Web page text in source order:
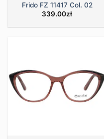
Frido FZ 11417 Col. 02
339.00zł